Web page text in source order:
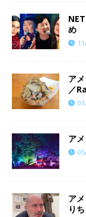
め
ア
／
ア
ア
り